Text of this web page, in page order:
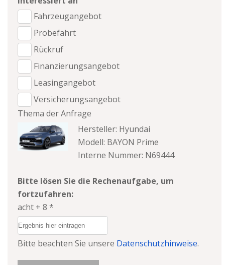
Fahrzeugangebot
Probefahrt
Rückruf
Finanzierungsangebot
Leasingangebot
Versicherungsangebot
Thema der Anfrage
Hersteller: Hyundai
Modell: BAYON Prime
Interne Nummer: N69444
Bitte lösen Sie die Rechenaufgabe, um
fortzufahren:
acht + 8 *
Bitte beachten Sie unsere Datenschutzhinweise.